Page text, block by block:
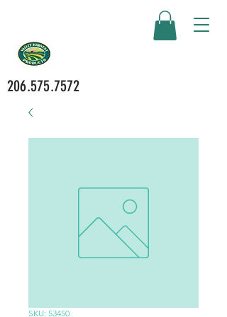
206.575.7572
SKU: 53450